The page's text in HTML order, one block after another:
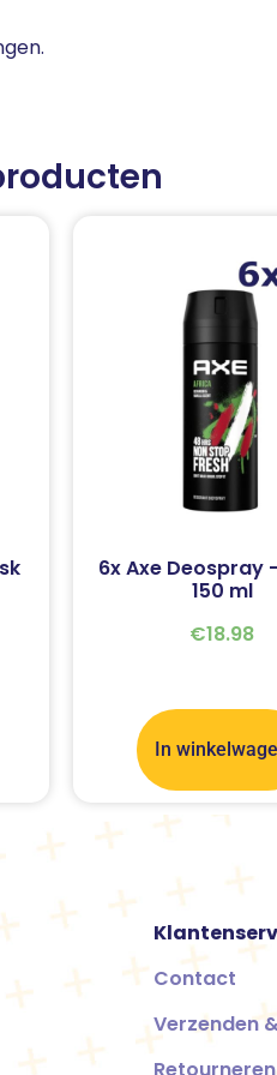
6x Axe Deospray
150 ml
€18.98
In
Contact
Verzenden